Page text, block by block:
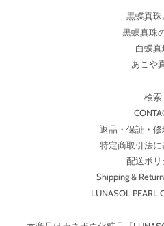
黒蝶真珠
黒蝶真珠
白蝶真
あこや
検索
返品・保証・
特定商取引法
配送ポリ
Shipping &
LUNASOL PEARL